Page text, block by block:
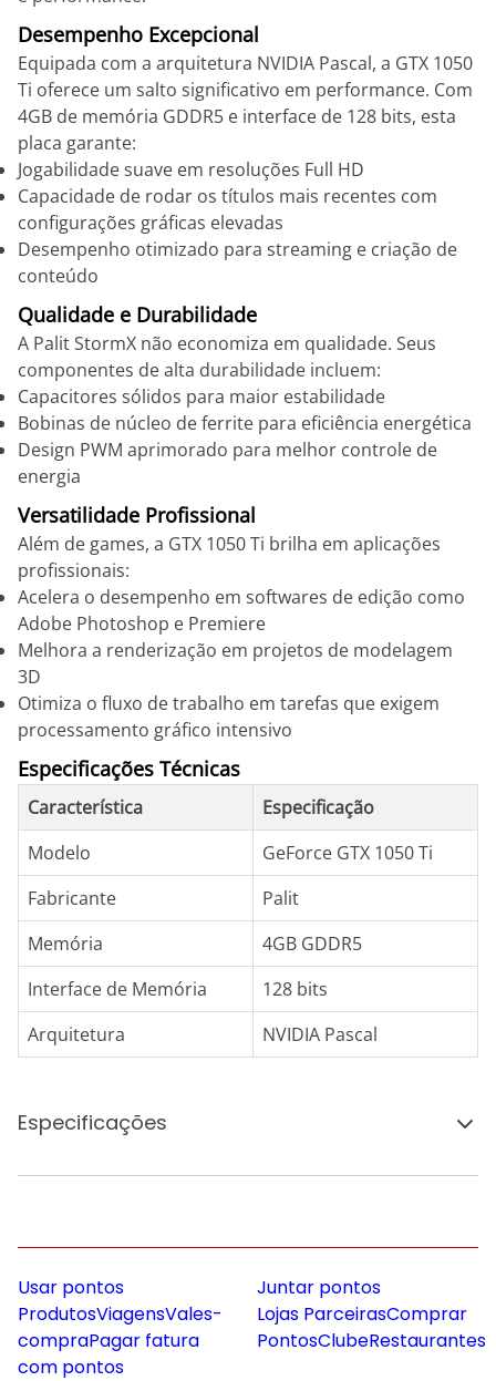
Desempenho Excepcional
Equipada com a arquitetura NVIDIA Pascal, a GTX 1050
Ti oferece um salto significativo em performance. Com
4GB de memória GDDR5 e interface de 128 bits, esta
placa garante:
Jogabilidade suave em resoluções Full HD
Capacidade de rodar os títulos mais recentes com
configurações gráficas elevadas
Desempenho otimizado para streaming e criação de
conteúdo
Qualidade e Durabilidade
A Palit StormX não economiza em qualidade. Seus
componentes de alta durabilidade incluem:
Capacitores sólidos para maior estabilidade
Bobinas de núcleo de ferrite para eficiência energética
Design PWM aprimorado para melhor controle de
energia
Versatilidade Profissional
Além de games, a GTX 1050 Ti brilha em aplicações
profissionais:
Acelera o desempenho em softwares de edição como
Adobe Photoshop e Premiere
Melhora a renderização em projetos de modelagem
3D
Otimiza o fluxo de trabalho em tarefas que exigem
processamento gráfico intensivo
Especificações Técnicas
Característica
Especificação
Modelo
GeForce GTX 1050 Ti
Fabricante
Palit
Memória
4GB GDDR5
Interface de Memória
128 bits
Arquitetura
NVIDIA Pascal
Especificações
Usar pontos
ProdutosViagensVales-
compraPagar fatura
com pontos
Juntar pontos
Lojas ParceirasComprar
PontosClubeRestaurantes